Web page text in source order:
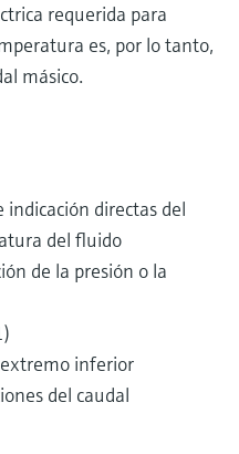
requerida para
es, por lo tanto,
másico.
directas del
del fluido
de la presión o la
inferior
del caudal